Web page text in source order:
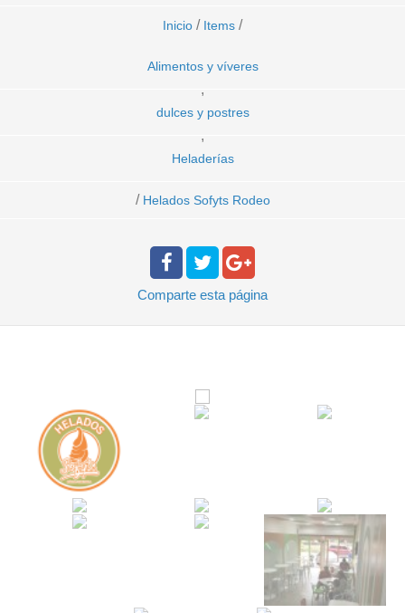
Inicio / Items /
Alimentos y víveres
,
dulces y postres
,
Heladerías
/ Helados Sofyts Rodeo
Comparte esta página